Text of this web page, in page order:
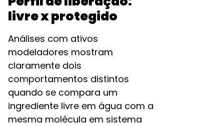
livre x protegido
Análises com ativos
modeladores mostram
claramente dois
comportamentos distintos
quando se compara um
ingrediente livre em água com a
mesma molécula em sistema